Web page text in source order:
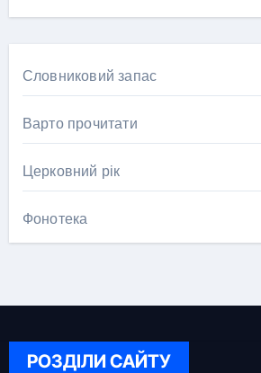
Словниковий запас
Варто прочитати
Церковний рік
Фонотека
РОЗДІЛИ САЙТУ